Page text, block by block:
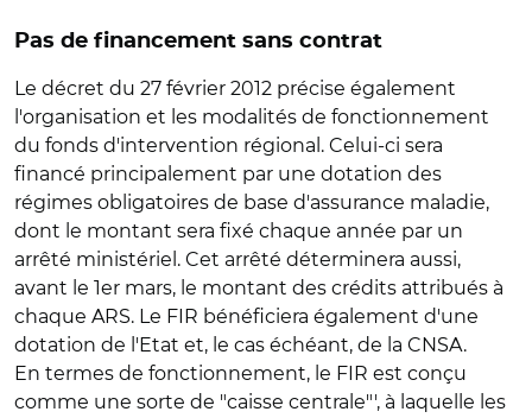
Pas de financement sans contrat
Le décret du 27 février 2012 précise également
l'organisation et les modalités de fonctionnement
du fonds d'intervention régional. Celui-ci sera
financé principalement par une dotation des
régimes obligatoires de base d'assurance maladie,
dont le montant sera fixé chaque année par un
arrêté ministériel. Cet arrêté déterminera aussi,
avant le 1er mars, le montant des crédits attribués à
chaque ARS. Le FIR bénéficiera également d'une
dotation de l'Etat et, le cas échéant, de la CNSA.
En termes de fonctionnement, le FIR est conçu
comme une sorte de "caisse centrale"', à laquelle les